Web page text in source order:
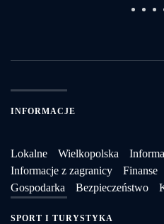
INFORMACJE
Lokalne Wielkopolska
Informacje z zagranicy
Finanse
Gospodarka
Bezpieczeństwo
SPORT I TURYSTYKA